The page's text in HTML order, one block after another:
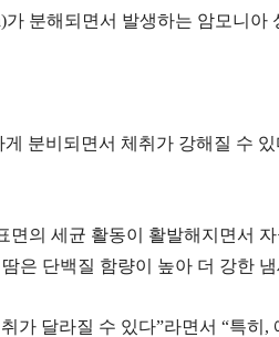
분해되면서 발생하는 암모니아
분비되면서 체취가 강해질 수 있
의 세균 활동이 활발해지면서
은 단백질 함량이 높아 더 강한
달라질 수 있다”라면서 “특히,